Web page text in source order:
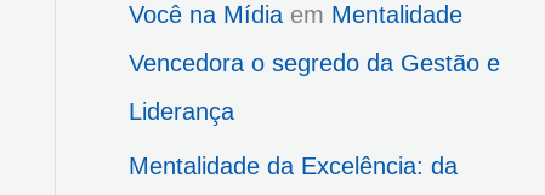
Você na Mídiaem Mentalidade
Vencedora o segredo da Gestão e
Liderança
Mentalidade da Excelência: da